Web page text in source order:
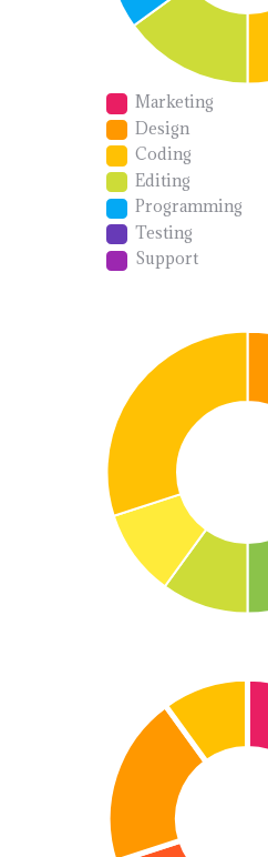
Marketing
Design
Coding
Editing
Programming
Testing
Support